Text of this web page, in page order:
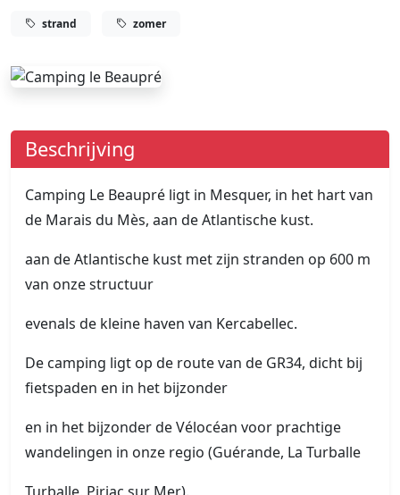
strand zomer
Beschrijving
Camping Le Beaupré ligt in Mesquer, in het hart van
de Marais du Mès, aan de Atlantische kust.
aan de Atlantische kust met zijn stranden op 600 m
van onze structuur
evenals de kleine haven van Kercabellec.
De camping ligt op de route van de GR34, dicht bij
fietspaden en in het bijzonder
en in het bijzonder de Vélocéan voor prachtige
wandelingen in onze regio (Guérande, La Turballe